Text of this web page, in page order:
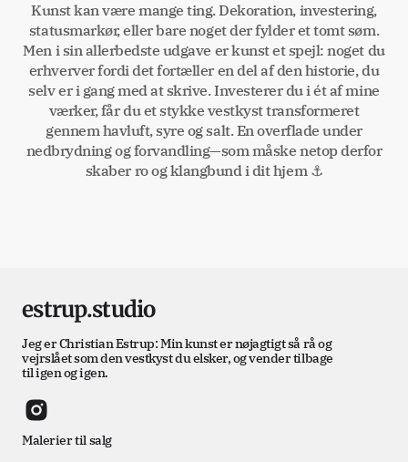
Kunst kan være mange ting. Dekoration, investering,
statusmarkør, eller bare noget der fylder et tomt søm.
Men i sin allerbedste udgave er kunst et spejl: noget du
erhverver fordi det fortæller en del af den historie, du
selv er i gang med at skrive. Investerer du i ét af mine
værker, får du et stykke vestkyst transformeret
gennem havluft, syre og salt. En overflade under
nedbrydning og forvandling—som måske netop derfor
skaber ro og klangbund i dit hjem ⚓
estrup.studio
Jeg er Christian Estrup: Min kunst er nøjagtigt så rå og
vejrslået som den vestkyst du elsker, og vender tilbage
til igen og igen.
Malerier til salg